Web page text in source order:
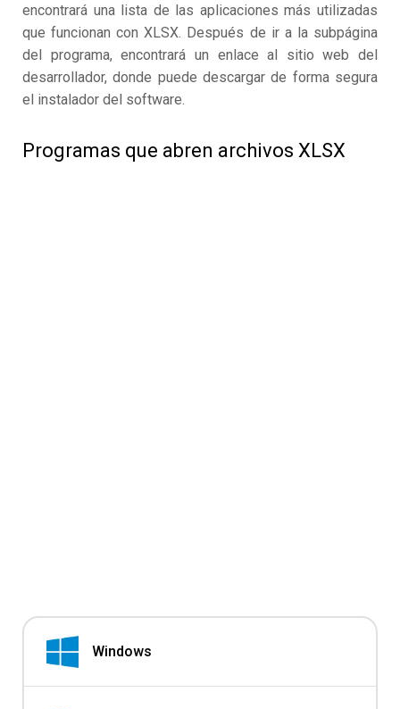
encontrará una lista de las aplicaciones más utilizadas
que funcionan con XLSX. Después de ir a la subpágina
del programa, encontrará un enlace al sitio web del
desarrollador, donde puede descargar de forma segura
el instalador del software.
Programas que abren archivos XLSX
Windows